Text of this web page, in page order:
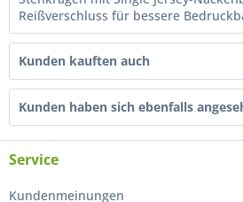
Reißverschluss für bessere
Kunden kauften auch
Kunden haben sich ebenfalls
Service
Kundenmeinungen